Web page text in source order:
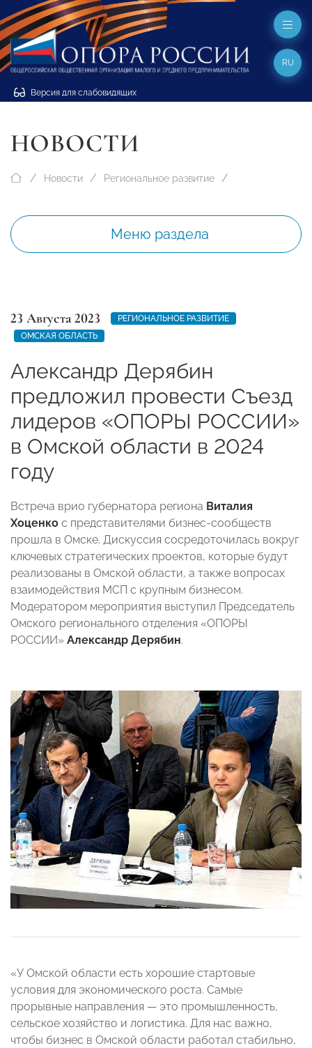
Версия для слабовидящих
RU
НОВОСТИ
Новости Региональное развитие
Меню раздела
23 Августа 2023
РЕГИОНАЛЬНОЕ РАЗВИТИЕ
ОМСКАЯ ОБЛАСТЬ
Александр Дерябин
предложил провести Съезд
лидеров «ОПОРЫ РОССИИ»
в Омской области в 2024
году
Встреча врио губернатора региона Виталия
Хоценко с представителями бизнес-сообществ
прошла в Омске. Дискуссия сосредоточилась вокруг
ключевых стратегических проектов, которые будут
реализованы в Омской области, а также вопросах
взаимодействия МСП с крупным бизнесом.
Модератором мероприятия выступил Председатель
Омского регионального отделения «ОПОРЫ
РОССИИ» Александр Дерябин.
«У Омской области есть хорошие стартовые
условия для экономического роста. Самые
прорывные направления — это промышленность,
сельское хозяйство и логистика. Для нас важно,
чтобы бизнес в Омской области работал стабильно,